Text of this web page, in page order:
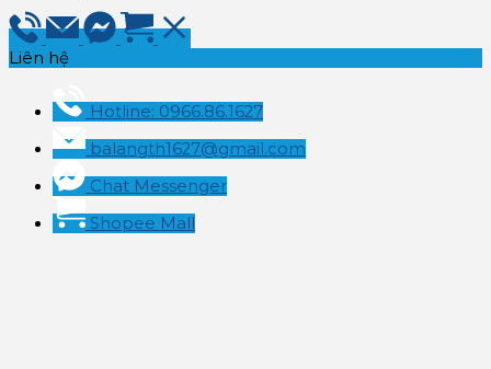
Liên hệ
Hotline: 0966.86.1627
balangth1627@gmail.com
Chat Messenger
Shopee Mall